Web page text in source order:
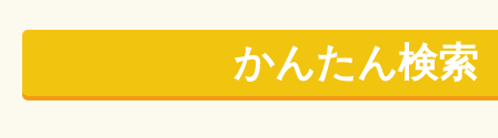
かんたん検索